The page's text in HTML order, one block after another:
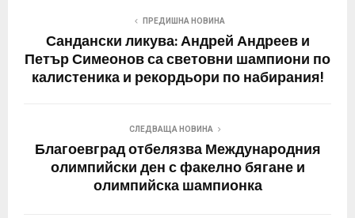
ПРЕДИШНА НОВИНА
Сандански ликува: Андрей Андреев и
Петър Симеонов са световни шампиони по
калистеника и рекордьори по набирания!
СЛЕДВАЩА НОВИНА
Благоевград отбелязва Международния
олимпийски ден с факелно бягане и
олимпийска шампионка